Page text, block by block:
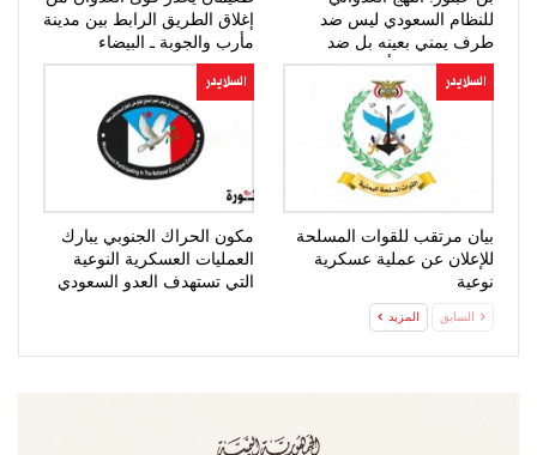
للنظام السعودي ليس ضد
طرف يمني بعينه بل ضد
الشعب اليمني أجمع
إغلاق الطريق الرابط بين مدينة
مأرب والجوبة ـ البيضاء
السلايدر
بيان مرتقب للقوات المسلحة
للإعلان عن عملية عسكرية
نوعية
السلايدر
مكون الحراك الجنوبي يبارك
العمليات العسكرية النوعية
التي تستهدف العدو السعودي
السابق المزيد